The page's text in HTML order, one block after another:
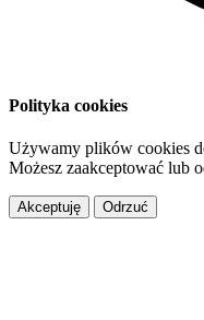
Polityka cookies
Używamy plików cookies
Możesz zaakceptować lub
Akceptuję Odrzuć